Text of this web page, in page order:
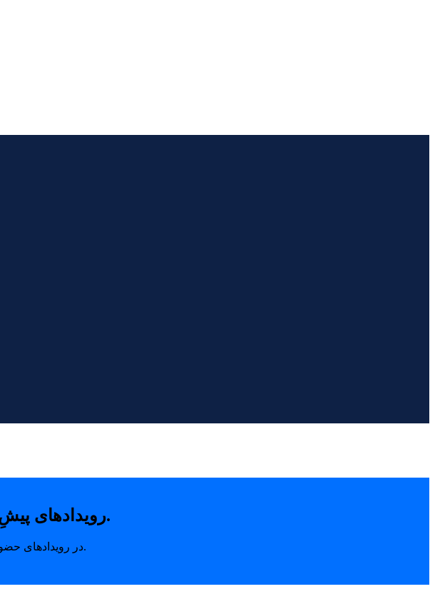
رویدادهای پیشِ روی کامیاب را ببینید و همین امروز با خیال راحت جای خودتان را رزرو کنید.
در رویدادهای حضوری یا آنلاین ما شرکت کنید، مهارت‌های کاربردی بیاموزید و ارتباطاتی بسازید که مسیر رشد شما را متحول می‌کند.